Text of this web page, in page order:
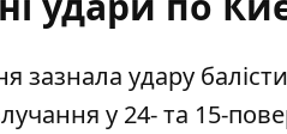
зазнала удару
у 24- та 15-